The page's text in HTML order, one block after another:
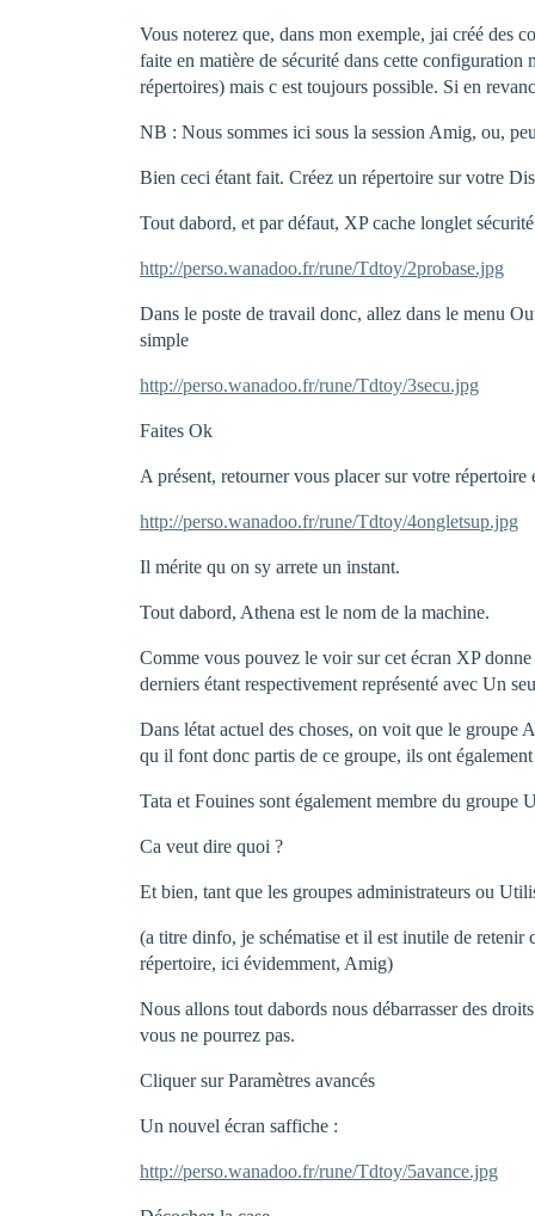
Vous noterez que, dans mon exemple, jai créé des
faite en matière de sécurité dans cette configuration
répertoires) mais c est toujours possible. Si en
NB : Nous sommes ici sous la session Amig, ou,
Bien ceci étant fait. Créez un répertoire sur votre
Tout dabord, et par défaut, XP cache longlet
http://perso.wanadoo.fr/rune/Tdtoy/2probase.jpg
Dans le poste de travail donc, allez dans le menu
simple
http://perso.wanadoo.fr/rune/Tdtoy/3secu.jpg
Faites Ok
A présent, retourner vous placer sur votre
http://perso.wanadoo.fr/rune/Tdtoy/4ongletsup.jpg
Il mérite qu on sy arrete un instant.
Tout dabord, Athena est le nom de la machine.
Comme vous pouvez le voir sur cet écran XP
derniers étant respectivement représenté avec Un
Dans létat actuel des choses, on voit que le
qu il font donc partis de ce groupe, ils ont
Tata et Fouines sont également membre du groupe
Ca veut dire quoi ?
Et bien, tant que les groupes administrateurs ou
(a titre dinfo, je schématise et il est inutile de
répertoire, ici évidemment, Amig)
Nous allons tout dabords nous débarrasser des
vous ne pourrez pas.
Cliquer sur Paramètres avancés
Un nouvel écran saffiche :
http://perso.wanadoo.fr/rune/Tdtoy/5avance.jpg